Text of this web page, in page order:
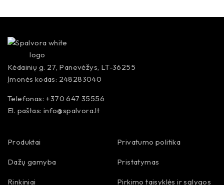
Kėdainių g. 27, Panevėžys, LT-36255
Įmonės kodas: 248283040
Telefonas: +370 647 35556
El. paštas: info@spalvora.lt
Produktai
Dažų gamyba
Rinkiniai
Privatumo politika
Pristatymas
Pirkimo taisyklės ir sąlygos